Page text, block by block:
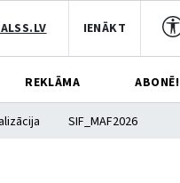
IENĀKT
REKLĀMA ABONĒ!
SIF_MAF2026